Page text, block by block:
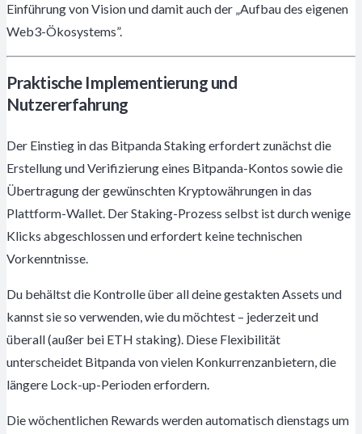
Einführung von Vision und damit auch der „Aufbau des eigenen
Web3-Ökosystems”.
Praktische Implementierung und
Nutzererfahrung
Der Einstieg in das Bitpanda Staking erfordert zunächst die
Erstellung und Verifizierung eines Bitpanda-Kontos sowie die
Übertragung der gewünschten Kryptowährungen in das
Plattform-Wallet. Der Staking-Prozess selbst ist durch wenige
Klicks abgeschlossen und erfordert keine technischen
Vorkenntnisse.
Du behältst die Kontrolle über all deine gestakten Assets und
kannst sie so verwenden, wie du möchtest – jederzeit und
überall (außer bei ETH staking). Diese Flexibilität
unterscheidet Bitpanda von vielen Konkurrenzanbietern, die
längere Lock-up-Perioden erfordern.
Die wöchentlichen Rewards werden automatisch dienstags um